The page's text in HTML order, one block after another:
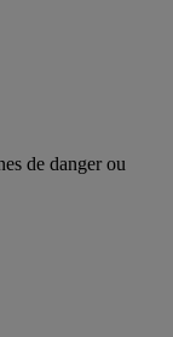
de danger ou